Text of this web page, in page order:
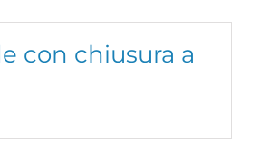
con chiusura a